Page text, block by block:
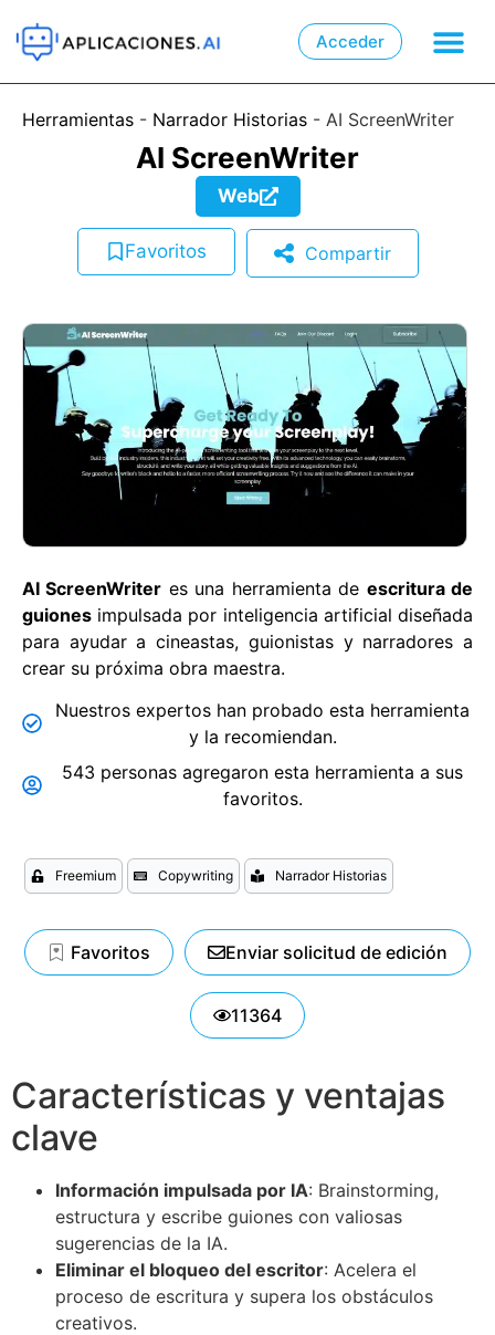
Acceder
Herramientas - Narrador Historias - AI ScreenWriter
AI ScreenWriter
Web
Favoritos Compartir
AI ScreenWriter es una herramienta de escritura de
guiones impulsada por inteligencia artificial diseñada
para ayudar a cineastas, guionistas y narradores a
crear su próxima obra maestra.
Nuestros expertos han probado esta herramienta
y la recomiendan.
543 personas agregaron esta herramienta a sus
favoritos.
Freemium Copywriting Narrador Historias
Favoritos Enviar solicitud de edición
11364
Características y ventajas
clave
Información impulsada por IA: Brainstorming,
estructura y escribe guiones con valiosas
sugerencias de la IA.
Eliminar el bloqueo del escritor: Acelera el
proceso de escritura y supera los obstáculos
creativos.